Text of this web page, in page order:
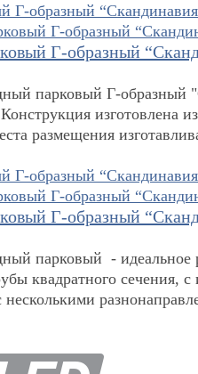
Г-образный
парковый Г-образный
изготовлена
размещения
Г-образный
парковый - идеальное
квадратного сечения,
несколькими